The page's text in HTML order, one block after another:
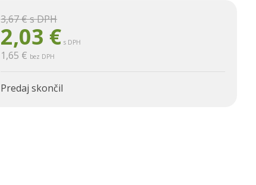
3,67 €s DPH
2,03 € s DPH
1,65 € bez DPH
Predaj skončil